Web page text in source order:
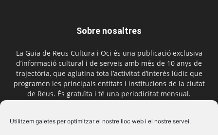
Utilitzem galetes per optimitzar el nostre lloc web i el nostre servei.
Sobre nosaltres
La Guia de Reus Cultura i Oci és una publicació exclusiva
d’informació cultural i de serveis amb més de 10 anys de
trajectòria, que aglutina tota l’activitat d’interès lúdic que
programen les principals entitats i institucions de la ciutat
de Reus. És gratuïta i té una periodicitat mensual.